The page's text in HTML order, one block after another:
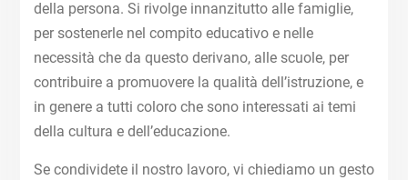
della persona. Si rivolge innanzitutto alle famiglie,
per sostenerle nel compito educativo e nelle
necessità che da questo derivano, alle scuole, per
contribuire a promuovere la qualità dell’istruzione, e
in genere a tutti coloro che sono interessati ai temi
della cultura e dell’educazione.
Se condividete il nostro lavoro, vi chiediamo un gesto